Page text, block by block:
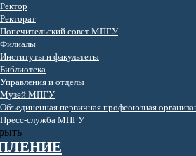
Ректор
Ректорат
Попечительский совет МПГУ
Филиалы
Институты и факультеты
Библиотека
Управления и отделы
Музей МПГУ
Объединенная первичная профсоюзная
Пресс-служба МПГУ